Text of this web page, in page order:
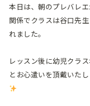
本日は、朝のプレバレ
関係でクラスは谷口先
れました。
レッスン後に幼児クラ
とお心遣いを頂戴いた